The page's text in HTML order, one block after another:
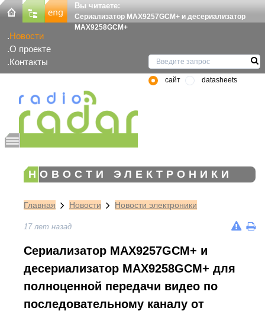
Вы читаете:
Сериализатор MAX9257GCM+ и десериализатор
MAX9258GCM+
Новости
О проекте
Контакты
сайт datasheets
НОВОСТИ ЭЛЕКТРОНИКИ
Главная Новости Новости электроники
17 лет назад
Сериализатор MAX9257GCM+ и
десериализатор MAX9258GCM+ для
полноценной передачи видео по
последовательному каналу от